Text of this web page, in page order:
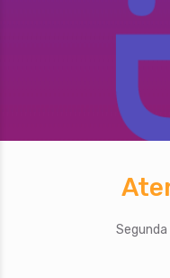
Segunda